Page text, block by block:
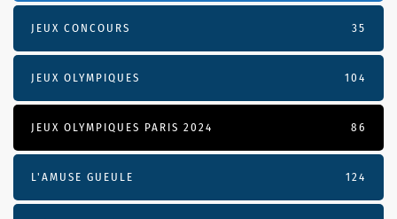
JEUX CONCOURS 35
JEUX OLYMPIQUES 104
JEUX OLYMPIQUES PARIS 2024 86
L'AMUSE GUEULE 124